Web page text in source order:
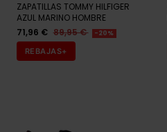
ZAPATILLAS TOMMY HILFIGER
AZUL MARINO HOMBRE
71,96 € 89,95 € -20%
REBAJAS+